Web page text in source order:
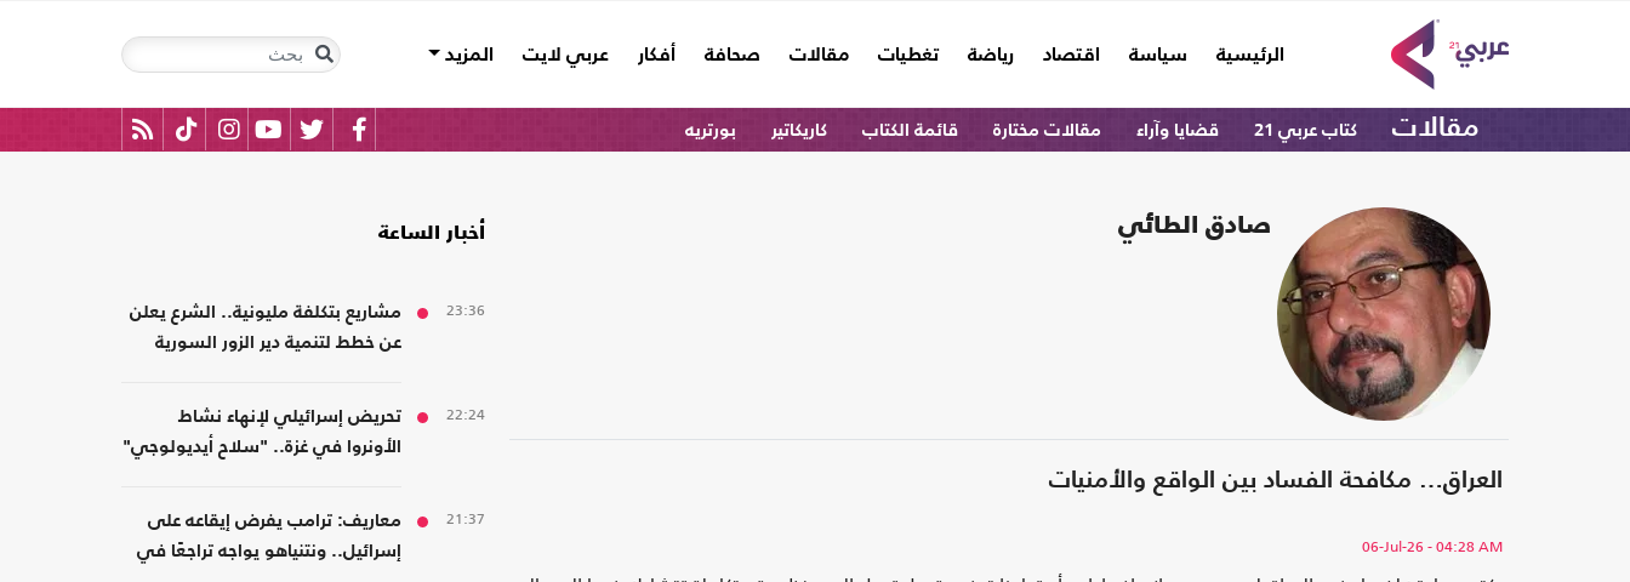
الرئيسية
(current) سياسة اقتصاد رياضة تغطيات مقالات صحافة أفكار عربي لايت المزيد
مقالات كتاب عربي 21 قضايا وآراء مقالات مختارة قائمة الكتاب كاريكاتير بورتريه
صادق الطائي
العراق… مكافحة الفساد بين الواقع والأمنيات
06-Jul-26 - 04:28 AM
أخبار الساعة
23:36
مشاريع بتكلفة مليونية.. الشرع يعلن
عن خطط لتنمية دير الزور السورية
22:24
تحريض إسرائيلي لإنهاء نشاط
الأونروا في غزة.. "سلاح أيديولوجي"
21:37
معاريف: ترامب يفرض إيقاعه على
إسرائيل.. ونتنياهو يواجه تراجعًا في